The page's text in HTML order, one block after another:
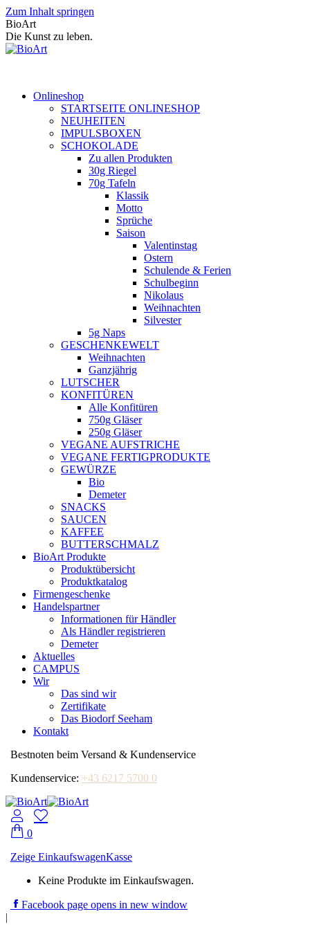
Zum Inhalt springen
BioArt
Die Kunst zu leben.
Onlineshop
STARTSEITE ONLINESHOP
NEUHEITEN
IMPULSBOXEN
SCHOKOLADE
Zu allen Produkten
30g Riegel
70g Tafeln
Klassik
Motto
Sprüche
Saison
Valentinstag
Ostern
Schulende & Ferien
Schulbeginn
Nikolaus
Weihnachten
Silvester
5g Naps
GESCHENKEWELT
Weihnachten
Ganzjährig
LUTSCHER
KONFITÜREN
Alle Konfitüren
750g Gläser
250g Gläser
VEGANE AUFSTRICHE
VEGANE FERTIGPRODUKTE
GEWÜRZE
Bio
Demeter
SNACKS
SAUCEN
KAFFEE
BUTTERSCHMALZ
BioArt Produkte
Produktübersicht
Produktkatalog
Firmengeschenke
Handelspartner
Informationen für Händler
Als Händler registrieren
Demeter
Aktuelles
CAMPUS
Wir
Das sind wir
Zertifikate
Das Biodorf Seeham
Kontakt
Bestnoten beim Versand & Kundenservice
Kundenservice: +43 6217 5700 0
0
Zeige EinkaufswagenKasse
Keine Produkte im Einkaufswagen.
Facebook page opens in new window
|